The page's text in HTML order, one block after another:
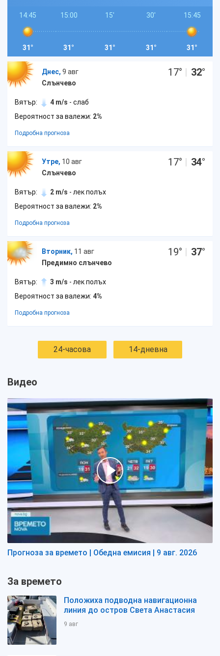
14:45
31°
15:00
31°
15'
31°
30'
31°
15:45
31°
Днес, 9 авг
Слънчево
17° | 32°
Вятър: 4 m/s - слаб
Вероятност за валежи: 2%
Подробна прогноза
Утре, 10 авг
Слънчево
17° | 34°
Вятър: 2 m/s - лек полъх
Вероятност за валежи: 2%
Подробна прогноза
Вторник, 11 авг
Предимно слънчево
19° | 37°
Вятър: 3 m/s - лек полъх
Вероятност за валежи: 4%
Подробна прогноза
24-часова 14-дневна
Видео
Прогноза за времето | Обедна емисия | 9 авг. 2026
За времето
Положиха подводна навигационна
линия до остров Света Анастасия
9 авг